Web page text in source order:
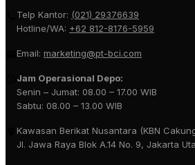
Telp Kantor: (021) 29376639
Hotline/WA: +62 812-8176-5959
Email: marketing@pt-bci.com
Jam Operasional Depo:
Senin – Jumat: 08.00 – 17.00 WIB
Sabtu: 08.00 – 13.00 WIB
Kawasan Berikat Nusantara (KBN
Jl. Jawa Raya Blok A.14 No. 9, Jakarta